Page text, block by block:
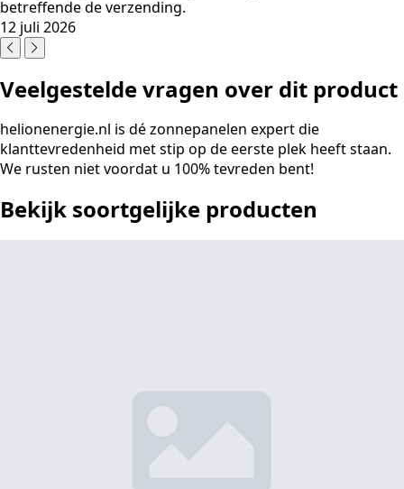
betreffende de verzending.
12 juli 2026
Veelgestelde vragen over dit product
helionenergie.nl is dé zonnepanelen expert die
klanttevredenheid met stip op de eerste plek heeft staan.
We rusten niet voordat u 100% tevreden bent!
Bekijk soortgelijke producten